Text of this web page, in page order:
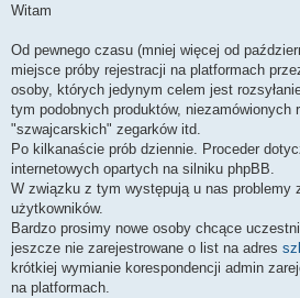
s
Witam
Od pewnego czasu (mniej więcej od
miejsce próby rejestracji na platformach
osoby, których jedynym celem jest
tym podobnych produktów, niezamówionych
"szwajcarskich" zegarków itd.
Po kilkanaście prób dziennie. Proceder
internetowych opartych na silniku phpBB.
W związku z tym występują u nas problemy
użytkowników.
Bardzo prosimy nowe osoby chcące
jeszcze nie zarejestrowane o list na adres
krótkiej wymianie korespondencji admin
na platformach.